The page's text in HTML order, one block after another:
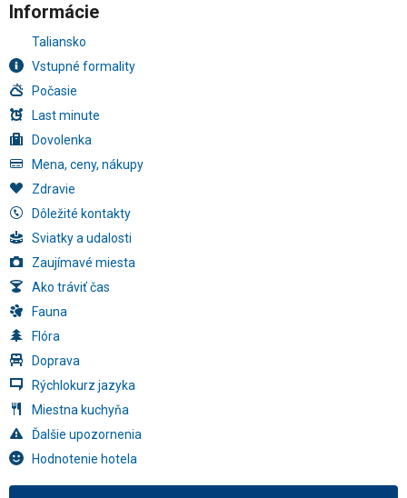
Informácie
Taliansko
Vstupné formality
Počasie
Last minute
Dovolenka
Mena, ceny, nákupy
Zdravie
Dôležité kontakty
Sviatky a udalosti
Zaujímavé miesta
Ako tráviť čas
Fauna
Flóra
Doprava
Rýchlokurz jazyka
Miestna kuchyňa
Ďalšie upozornenia
Hodnotenie hotela